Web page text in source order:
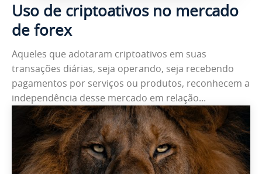
Uso de criptoativos no mercado
de forex
Aqueles que adotaram criptoativos em suas
transações diárias, seja operando, seja recebendo
pagamentos por serviços ou produtos, reconhecem a
independência desse mercado em relação...